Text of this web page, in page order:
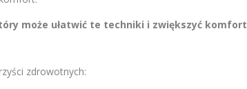
może ułatwić te techniki i zwiększyć komfort
zdrowotnych: